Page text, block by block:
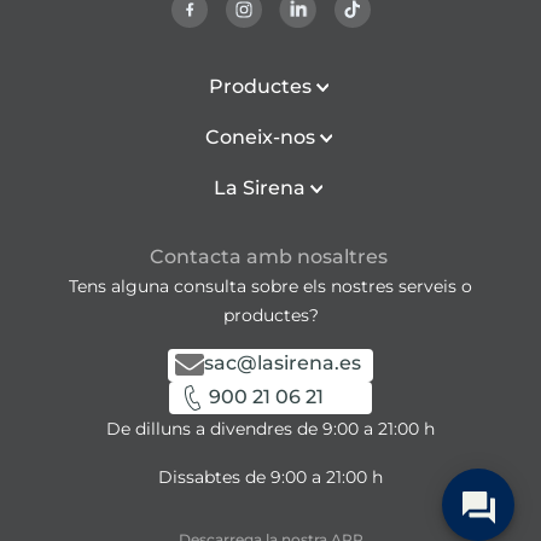
Productes
Coneix-nos
La Sirena
Contacta amb nosaltres
Tens alguna consulta sobre els nostres serveis o
productes?
sac@lasirena.es
900 21 06 21
De dilluns a divendres de 9:00 a 21:00 h
Dissabtes de 9:00 a 21:00 h